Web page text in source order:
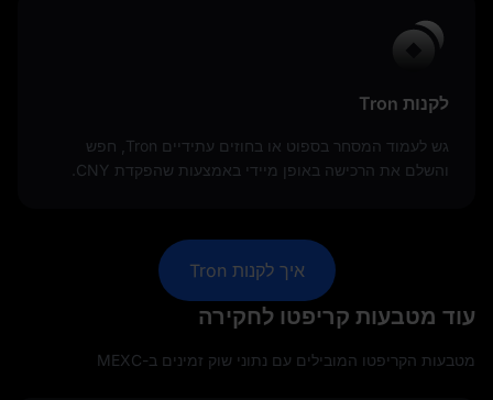
לקנות Tron
גש לעמוד המסחר בספוט או בחוזים עתידיים Tron, חפש
והשלם את הרכישה באופן מיידי באמצעות שהפקדת CNY.
איך לקנות Tron
עוד מטבעות קריפטו לחקירה
מטבעות הקריפטו המובילים עם נתוני שוק זמינים ב-MEXC